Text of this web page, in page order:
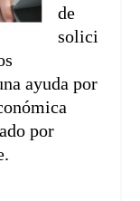
de
solici
ayuda por
por